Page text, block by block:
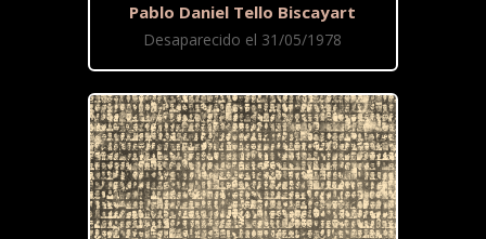
Pablo Daniel Tello Biscayart
Desaparecido el 31/05/1978